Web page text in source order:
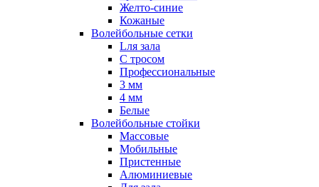
Желто-синие
Кожаные
Волейбольные сетки
Lля зала
C тросом
Профессиональные
3 мм
4 мм
Белые
Волейбольные стойки
Массовые
Мобильные
Пристенные
Алюминиевые